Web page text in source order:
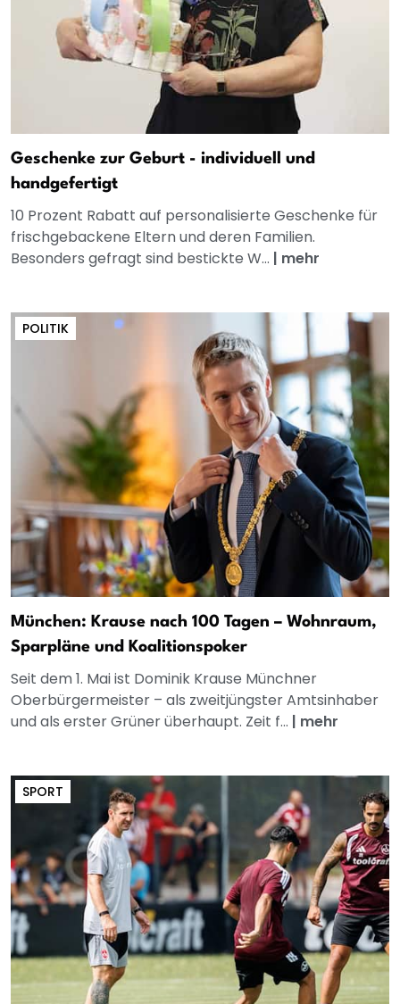
Geschenke zur Geburt - individuell und
handgefertigt
10 Prozent Rabatt auf personalisierte Geschenke für
frischgebackene Eltern und deren Familien.
Besonders gefragt sind bestickte W... | mehr
POLITIK
München: Krause nach 100 Tagen – Wohnraum,
Sparpläne und Koalitionspoker
Seit dem 1. Mai ist Dominik Krause Münchner
Oberbürgermeister – als zweitjüngster Amtsinhaber
und als erster Grüner überhaupt. Zeit f... | mehr
SPORT